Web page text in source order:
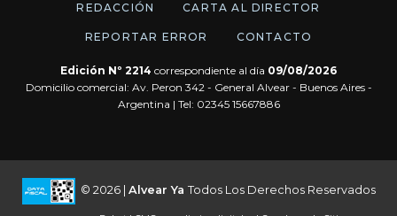
REDACCIÓN CARTA AL DIRECTOR
REPORTAR ERROR CONTACTO
Edición Nº 2214 correspondiente al día 09/08/2026
Domicilio comercial: Av. Peron 342 - General Alvear - Buenos Aires -
Argentina | Tel: 02345 15667886
© 2026 | Alvear Ya Todos Los Derechos Reservados